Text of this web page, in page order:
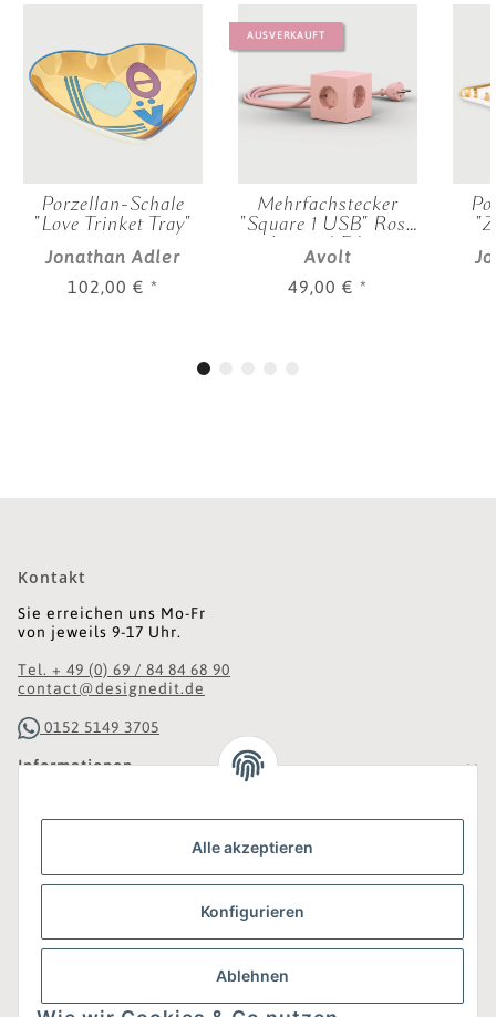
Alle akzeptieren
Konfigurieren
Ablehnen
Porzellan-Schale
"Love Trinket Tray"
Jonathan Adler
102,00 € *
AUSVERKAUFT
Mehrfachstecker
"Square 1 USB" Rosa
- Limited Edition
Avolt
49,00 € *
Kontakt
Sie erreichen uns Mo-Fr
von jeweils 9-17 Uhr.
Tel. + 49 (0) 69 / 84 84 68 90
contact@designedit.de
0152 5149 3705
Informationen
Gesetzliche Informationen
Was ist DesignEdit_?
Eine Online-Boutique für individuelles Design.
Ausgewählte Designer-Möbel und Accessoires, neue und
gebrauchte Designklassiker, die Entdeckung
unbekannter Manufakturen und Interior-Schätze aus
aller Welt sowie ein Blogazine mit jeder Menge